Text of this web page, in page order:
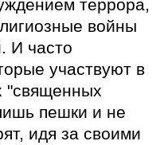
террора,
войны
И часто
участвуют в
"священных
пешки и не
идя за своими